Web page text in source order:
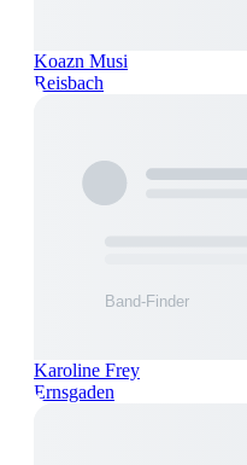
Koazn Musi
Reisbach
Karoline Frey
Ernsgaden